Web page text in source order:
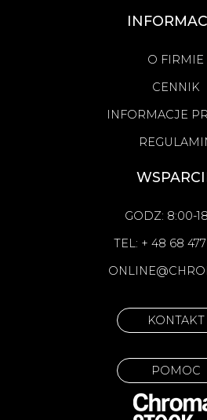
O FIRMIE
CENNIK
INFORMACJE
GODZ: 8:00-
TEL: + 48 68
KONTAKT
POMOC